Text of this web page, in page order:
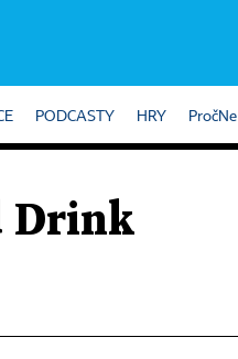
PODCASTY HRY PročNe
Drink